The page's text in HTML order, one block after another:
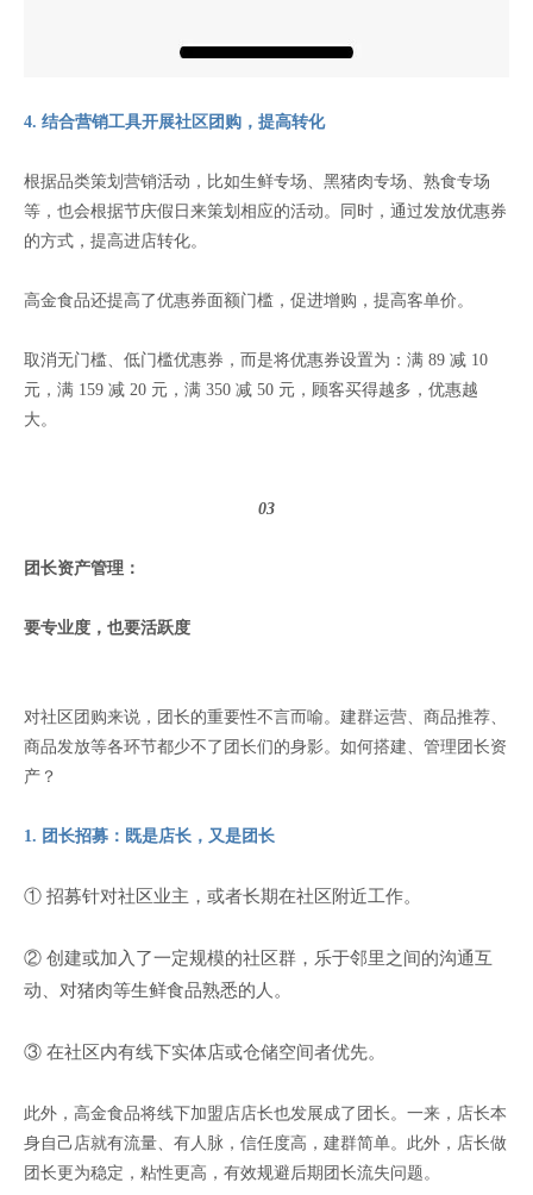
4. 结合营销工具开展社区团购，提高转化
根据品类策划营销活动，比如生鲜专场、黑猪肉专场、熟食专场
等，也会根据节庆假日来策划相应的活动。同时，通过发放优惠券
的方式，提高进店转化。
高金食品还提高了优惠券面额门槛，促进增购，提高客单价。
取消无门槛、低门槛优惠券，而是将优惠券设置为：满 89 减 10
元，满 159 减 20 元，满 350 减 50 元，顾客买得越多，优惠越
大。
03
团长资产管理：
要专业度，也要活跃度
对社区团购来说，团长的重要性不言而喻。建群运营、商品推荐、
商品发放等各环节都少不了团长们的身影。如何搭建、管理团长资
产？
1. 团长招募：既是店长，又是团长
① 招募针对社区业主，或者长期在社区附近工作。
② 创建或加入了一定规模的社区群，乐于邻里之间的沟通互
动、对猪肉等生鲜食品熟悉的人。
③ 在社区内有线下实体店或仓储空间者优先。
此外，高金食品将线下加盟店店长也发展成了团长。一来，店长本
身自己店就有流量、有人脉，信任度高，建群简单。此外，店长做
团长更为稳定，粘性更高，有效规避后期团长流失问题。